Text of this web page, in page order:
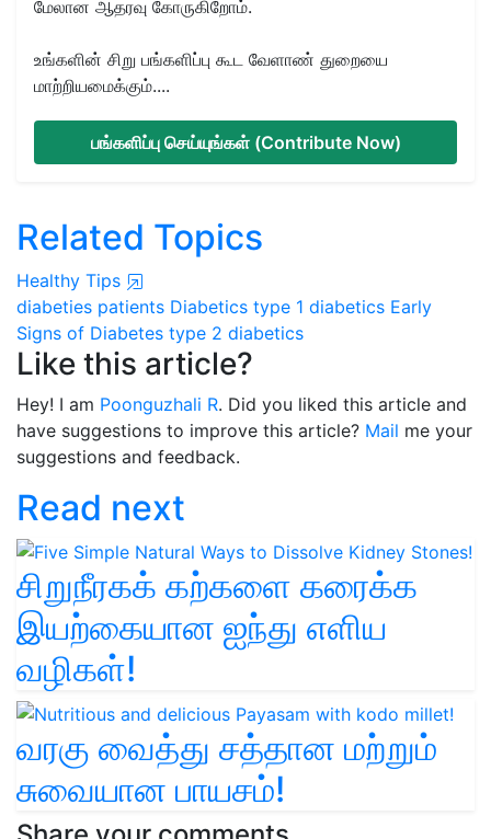
மேலான ஆதரவு கோருகிறோம்.
உங்களின் சிறு பங்களிப்பு கூட வேளாண் துறையை
மாற்றியமைக்கும்....
பங்களிப்பு செய்யுங்கள் (Contribute Now)
Related Topics
Healthy Tips
diabeties patients Diabetics type 1 diabetics Early
Signs of Diabetes type 2 diabetics
Like this article?
Hey! I am Poonguzhali R. Did you liked this article and
have suggestions to improve this article? Mail me your
suggestions and feedback.
Read next
சிறுநீரகக் கற்களை கரைக்க
இயற்கையான ஐந்து எளிய
வழிகள்!
வரகு வைத்து சத்தான மற்றும்
சுவையான பாயசம்!